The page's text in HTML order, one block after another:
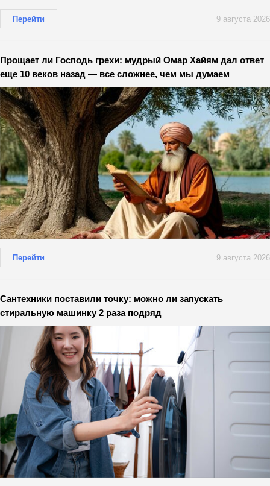
Перейти 9 августа 2026
Прощает ли Господь грехи: мудрый Омар Хайям дал ответ
еще 10 веков назад — все сложнее, чем мы думаем
Перейти 9 августа 2026
Сантехники поставили точку: можно ли запускать
стиральную машинку 2 раза подряд